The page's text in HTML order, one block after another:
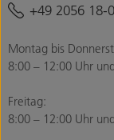
+49 2056 18-0
Montag bis
8:00 – 12:00 Uhr
Freitag:
8:00 – 12:00 Uhr